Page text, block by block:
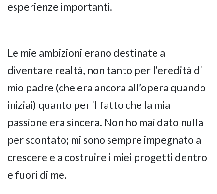
esperienze importanti.
Le mie ambizioni erano destinate a
diventare realtà, non tanto per l’eredità di
mio padre (che era ancora all’opera quando
iniziai) quanto per il fatto che la mia
passione era sincera. Non ho mai dato nulla
per scontato; mi sono sempre impegnato a
crescere e a costruire i miei progetti dentro
e fuori di me.